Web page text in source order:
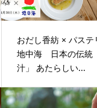
おだし香紡 × パステ
地中海 日本の伝統
汁」 あたらしい...